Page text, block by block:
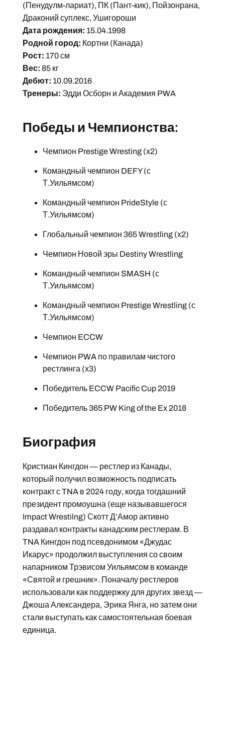
(Пенудулм-лариат), ПК (Пант-кик), Пойзонрана,
Драконий суплекс, Ушигороши
Дата рождения: 15.04.1998
Родной город: Кортни (Канада)
Рост: 170 см
Вес: 85 кг
Дебют: 10.09.2016
Тренеры: Эдди Осборн и Академия PWA
Победы и Чемпионства:
Чемпион Prestige Wresting (x2)
Командный чемпион DEFY (с
Т.Уильямсом)
Командный чемпион PrideStyle (с
Т.Уильямсом)
Глобальный чемпион 365 Wrestling (х2)
Чемпион Новой эры Destiny Wrestling
Командный чемпион SMASH (с
Т.Уильямсом)
Командный чемпион Prestige Wrestling (с
Т.Уильямсом)
Чемпион ECCW
Чемпион PWA по правилам чистого
рестлинга (х3)
Победитель ECCW Pacific Cup 2019
Победитель 365 PW King of the Ex 2018
Биография
Кристиан Кингдон — рестлер из Канады,
который получил возможность подписать
контракт с TNA в 2024 году, когда тогдашний
президент промоушна (еще называвшегося
Impact Wrestilng) Скотт Д’Амор активно
раздавал контракты канадским рестлерам. В
TNA Кингдон под псевдонимом «Джудас
Икарус» продолжил выступления со своим
напарником Трэвисом Уильямсом в команде
«Святой и грешник». Поначалу рестлеров
использовали как поддержку для других звезд —
Джоша Александера, Эрика Янга, но затем они
стали выступать как самостоятельная боевая
единица.